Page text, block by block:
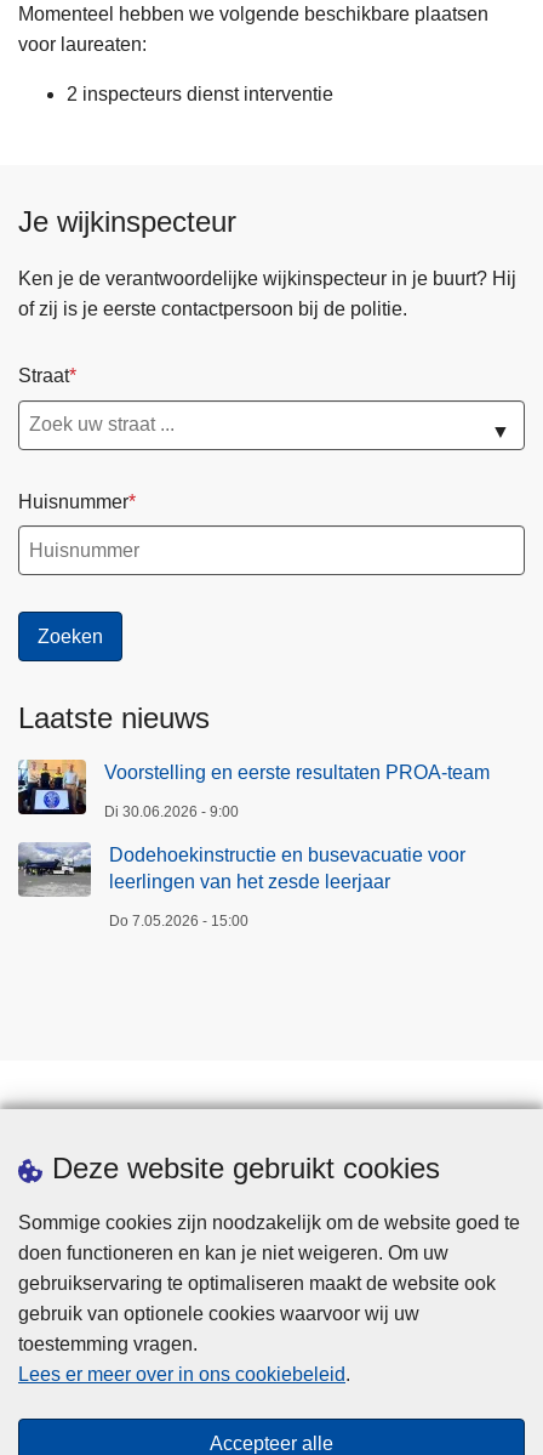
Deze website gebruikt cookies
Sommige cookies zijn noodzakelijk om de website goed te
doen functioneren en kan je niet weigeren. Om uw
gebruikservaring te optimaliseren maakt de website ook
gebruik van optionele cookies waarvoor wij uw
toestemming vragen.
Lees er meer over in ons cookiebeleid.
Accepteer alle
Momenteel hebben we volgende beschikbare plaatsen
voor laureaten:
2 inspecteurs dienst interventie
Je wijkinspecteur
Ken je de verantwoordelijke wijkinspecteur in je buurt? Hij
of zij is je eerste contactpersoon bij de politie.
Straat
▼
Huisnummer
Laatste nieuws
Voorstelling en eerste resultaten PROA-team
Di 30.06.2026 - 9:00
Dodehoekinstructie en busevacuatie voor
leerlingen van het zesde leerjaar
Do 7.05.2026 - 15:00
Downloads
Privacy